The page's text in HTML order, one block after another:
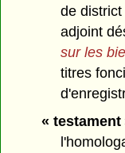
de
adjoint
sur les
titres
« testament